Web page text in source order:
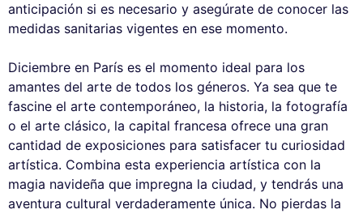
anticipación si es necesario y asegúrate de conocer las
medidas sanitarias vigentes en ese momento.
Diciembre en París es el momento ideal para los
amantes del arte de todos los géneros. Ya sea que te
fascine el arte contemporáneo, la historia, la fotografía
o el arte clásico, la capital francesa ofrece una gran
cantidad de exposiciones para satisfacer tu curiosidad
artística. Combina esta experiencia artística con la
magia navideña que impregna la ciudad, y tendrás una
aventura cultural verdaderamente única. No pierdas la